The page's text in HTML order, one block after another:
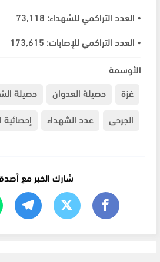
• العدد التراكمي للشهداء: 73,118
• العدد التراكمي للإصابات: 173,615
الأوسمة
غزة
حصيلة العدوان حصيلة
الجرحى
عدد الشهداء إحصائية
شارك الخبر مع